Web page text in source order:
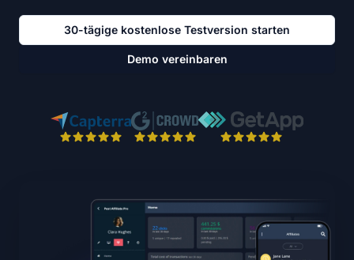
30-tägige kostenlose Testversion starten
Demo vereinbaren